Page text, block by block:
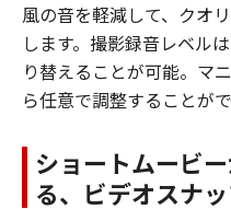
風の音を軽減して、クオ
します。撮影録音レベル
り替えることが可能。マ
ら任意で調整することがで
ショートムービ
る、ビデオスナッ